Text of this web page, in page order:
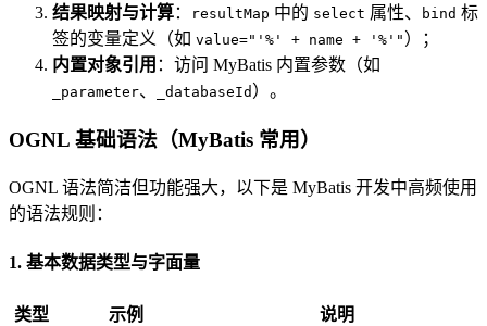
结果映射与计算： resultMap 中的 select 属性、 bind 标
签的变量定义（如 value="'%' + name + '%'" ）；
内置对象引用 ：访问 MyBatis 内置参数（如
_parameter、 _databaseId ）。
OGNL 基础语法（MyBatis 常用）
OGNL 语法简洁但功能强大，以下是 MyBatis 开发中高频使用
的语法规则：
1. 基本数据类型与字面量
类型 示例
说明